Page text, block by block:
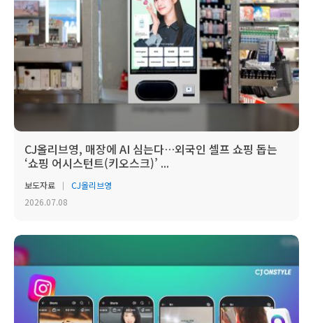
CJ올리브영, 매장에 AI 심는다…외국인 셀프 쇼핑 돕는
‘쇼핑 어시스턴트(키오스크)’ ...
보도자료
CJ올리브영
2026.07.08